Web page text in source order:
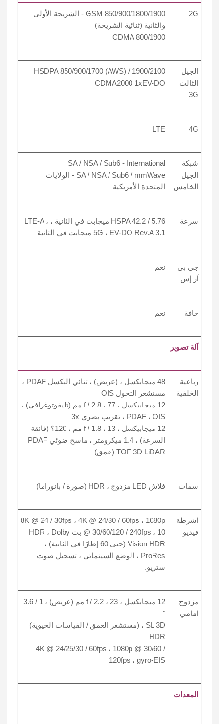
2G
GSM 850/900/1800/1900 - الشريحة الأولى
والثانية (ثنائية الشريحة)
CDMA 800/1900
الجيل
الثالث
3G
HSDPA 850/900/1700 (AWS) / 1900/2100
CDMA2000 1xEV-DO
4G
LTE
شبكة
الجيل
الخامس
SA / NSA / Sub6 - International
SA / NSA / Sub6 / mmWave - الولايات
المتحدة الأمريكية
سرعة
HSPA 42.2 / 5.76 ميجابت في الثانية ، LTE-A ،
5G ، EV-DO Rev.A 3.1 ميجابت في الثانية
جي بي
آر إس
نعم
حافة نعم
آلة تصوير
رباعية
الخلفية
48 ميجابكسل ، (عريض) ، ثنائي البكسل PDAF ،
مستشعر التحول OIS
12 ميجابيكسل ، f / 2.8 ، 77 مم (تليفوتوغرافي) ،
PDAF ، OIS ، تقريب بصري 3x
12 ميجابيكسل ، f / 1.8 ، 13 مم ، 120؟ (فائقة
السرعة) ، 1.4 ميكرومتر ، ماسح ضوئي PDAF
TOF 3D LiDAR (عمق)
سمات فلاش LED مزدوج ، HDR (صورة / بانوراما)
أشرطة
فيديو
8K @ 24 / 30fps ، 4K @ 24/30 / 60fps ، 1080p
@ 30/60/120 / 240fps ، 10 بت HDR ، Dolby
Vision HDR (حتى 60 إطارًا في الثانية) ،
ProRes ، الوضع السينمائي ، تسجيل صوت
ستريو.
مزدوج
أمامي
12 ميجابكسل ، f / 2.2 ، 23 مم (عريض) ، 1 / 3.6
"
SL 3D ، (مستشعر العمق / القياسات الحيوية)
HDR
4K @ 24/25/30 / 60fps ، 1080p @ 30/60 /
120fps ، gyro-EIS
المعدات